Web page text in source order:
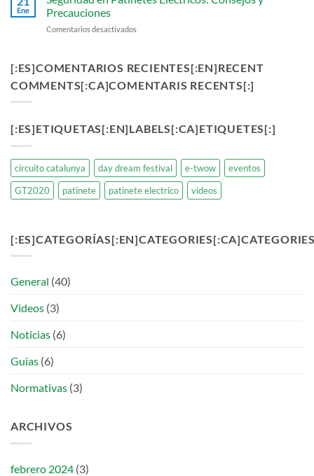
y
Futuro
Baterías
para
Ene
Precauciones
Comentarios desactivados
Patinetes
Consejos
[:ES]COMENTARIOS RECIENTES[:EN]RECENT
COMMENTS[:CA]COMENTARIS RECENTS[:]
[:ES]ETIQUETAS[:EN]LABELS[:CA]ETIQUETES[:]
circuito catalunya day dream festival e-twow
eventos
GT2020
patinete patinete electrico videos
General (40)
Videos (3)
Noticias (6)
Guias (6)
Normativas (3)
ARCHIVOS
febrero 2024 (3)